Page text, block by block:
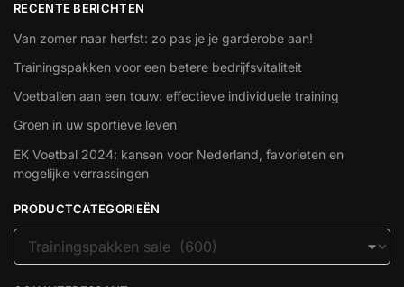
RECENTE BERICHTEN
Van zomer naar herfst: zo pas je je garderobe aan!
Trainingspakken voor een betere bedrijfsvitaliteit
Voetballen aan een touw: effectieve individuele training
Groen in uw sportieve leven
EK Voetbal 2024: kansen voor Nederland, favorieten en
mogelijke verrassingen
PRODUCTCATEGORIEËN